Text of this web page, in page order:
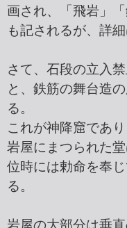
画され、「飛岩」
も記されるが、詳細
さて、石段の立入
と、鉄筋の舞台造
る。
これが神降窟であ
岩屋にまつられた
位時には勅命を奉
る。
岩屋の大部分は垂